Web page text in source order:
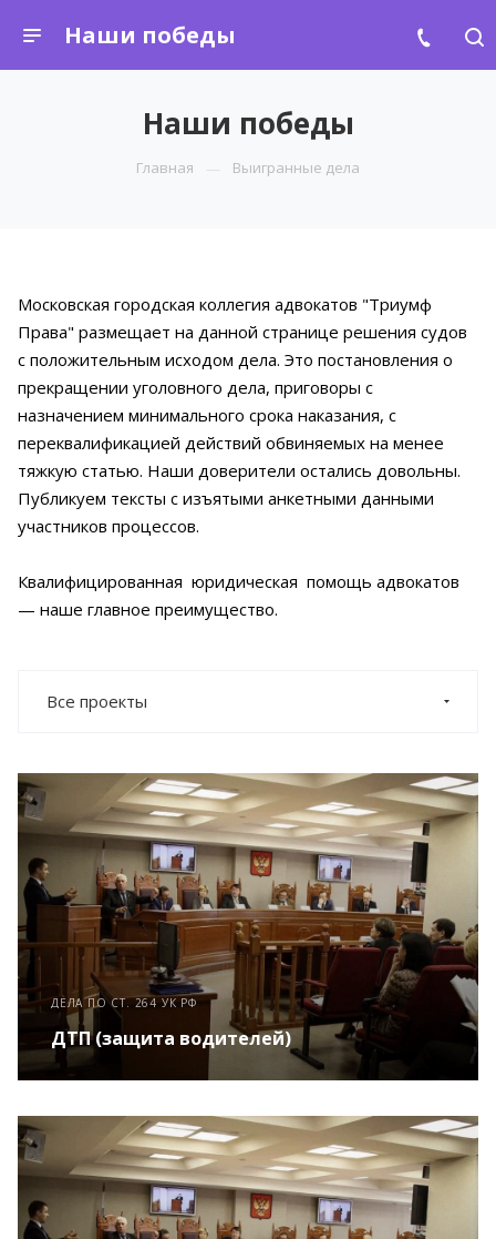
Наши победы
Наши победы
Главная Выигранные дела
Московская городская коллегия адвокатов "Триумф
Права" размещает на данной странице решения судов
с положительным исходом дела. Это постановления о
прекращении уголовного дела, приговоры с
назначением минимального срока наказания, с
переквалификацией действий обвиняемых на менее
тяжкую статью. Наши доверители остались довольны.
Публикуем тексты с изъятыми анкетными данными
участников процессов.
Квалифицированная юридическая помощь адвокатов
— наше главное преимущество.
Все проекты
ДЕЛА ПО СТ. 264 УК РФ
ДТП (защита водителей)